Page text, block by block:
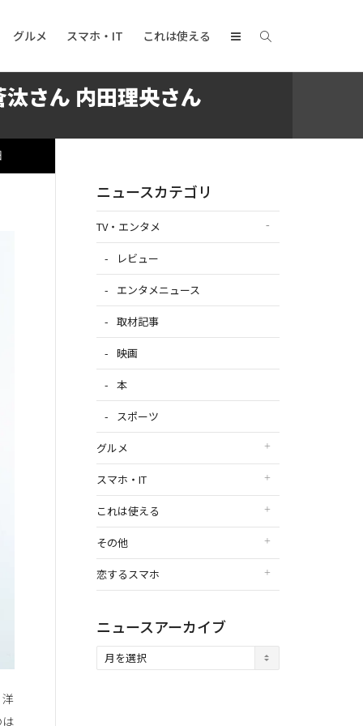
グルメ スマホ・IT これは使える
さん 内田理央さん
ニュースカテゴリ
TV・エンタメ
レビュー
エンタメニュース
取材記事
映画
本
スポーツ
グルメ
スマホ・IT
これは使える
その他
恋するスマホ
ニュースアーカイブ
ュ